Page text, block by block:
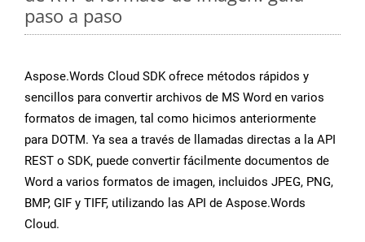
paso a paso
Aspose.Words Cloud SDK ofrece métodos rápidos y
sencillos para convertir archivos de MS Word en varios
formatos de imagen, tal como hicimos anteriormente
para DOTM. Ya sea a través de llamadas directas a la API
REST o SDK, puede convertir fácilmente documentos de
Word a varios formatos de imagen, incluidos JPEG, PNG,
BMP, GIF y TIFF, utilizando las API de Aspose.Words
Cloud.